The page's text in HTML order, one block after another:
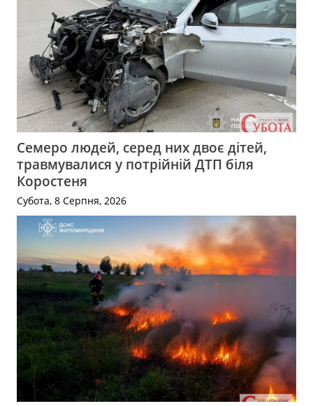
Семеро людей, серед них двоє дітей,
травмувалися у потрійній ДТП біля
Коростеня
Субота, 8 Серпня, 2026